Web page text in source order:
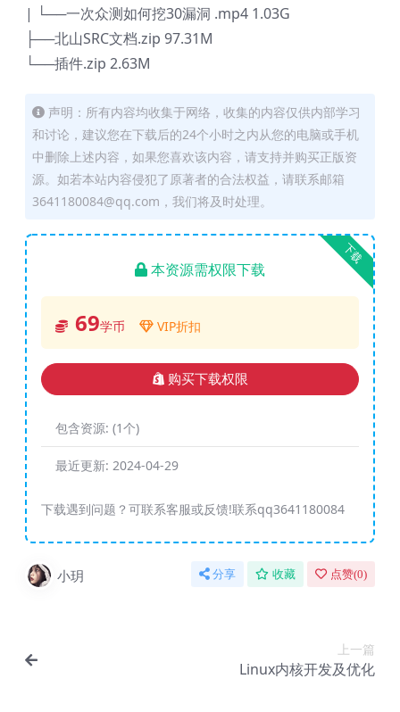
| └──一次众测如何挖30漏洞 .mp4 1.03G
├──北山SRC文档.zip 97.31M
└──插件.zip 2.63M
声明：所有内容均收集于网络，收集的内容仅供内部学习
和讨论，建议您在下载后的24个小时之内从您的电脑或手机
中删除上述内容，如果您喜欢该内容，请支持并购买正版资
源。如若本站内容侵犯了原著者的合法权益，请联系邮箱
3641180084@qq.com，我们将及时处理。
下载
本资源需权限下载
69学币 VIP折扣
购买下载权限
包含资源: (1个)
最近更新: 2024-04-29
下载遇到问题？可联系客服或反馈!联系qq3641180084
小玥 分享 收藏 点赞(0)
上一篇
Linux内核开发及优化